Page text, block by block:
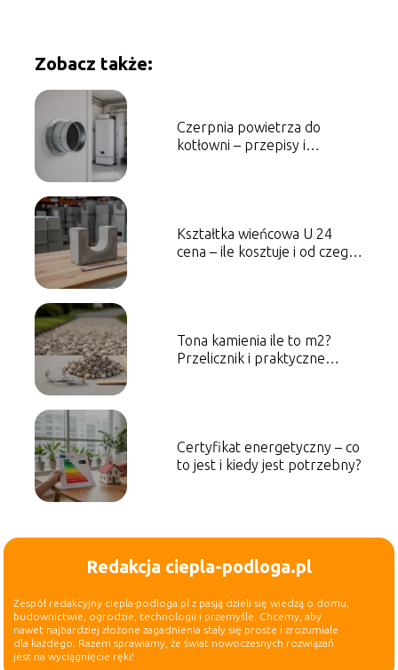
Zobacz także:
Czerpnia powietrza do
kotłowni – przepisy i
Kształtka wieńcowa U 24
cena – ile kosztuje i od czego
Tona kamienia ile to m2?
Przelicznik i praktyczne
Certyfikat energetyczny – co
to jest i kiedy jest potrzebny?
Redakcja ciepla-podloga.pl
Zespół redakcyjny ciepla-podloga.pl z pasją dzieli się wiedzą o domu,
budownictwie, ogrodzie, technologii i przemyśle. Chcemy, aby
nawet najbardziej złożone zagadnienia stały się proste i zrozumiałe
dla każdego. Razem sprawiamy, że świat nowoczesnych rozwiązań
jest na wyciągnięcie ręki!